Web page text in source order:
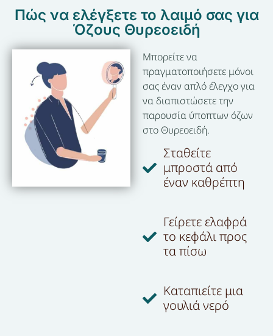
Πώς να ελέγξετε το λαιμό σας για
Όζους Θυρεοειδή
Μπορείτε να
πραγματοποιήσετε μόνοι
σας έναν απλό έλεγχο για
να διαπιστώσετε την
παρουσία ύποπτων όζων
στο Θυρεοειδή.
Σταθείτε
μπροστά από
έναν καθρέπτη
Γείρετε ελαφρά
το κεφάλι προς
τα πίσω
Καταπιείτε μια
γουλιά νερό